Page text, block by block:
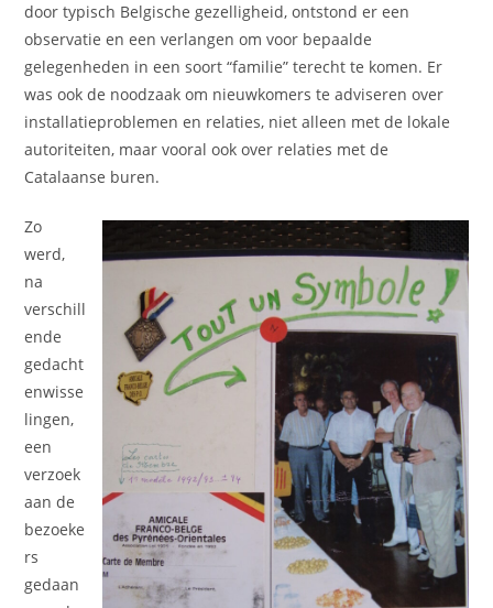
door typisch Belgische gezelligheid, ontstond er een
observatie en een verlangen om voor bepaalde
gelegenheden in een soort “familie” terecht te komen. Er
was ook de noodzaak om nieuwkomers te adviseren over
installatieproblemen en relaties, niet alleen met de lokale
autoriteiten, maar vooral ook over relaties met de
Catalaanse buren.
Zo
werd,
na
verschill
ende
gedacht
enwisse
lingen,
een
verzoek
aan de
bezoeke
rs
gedaan